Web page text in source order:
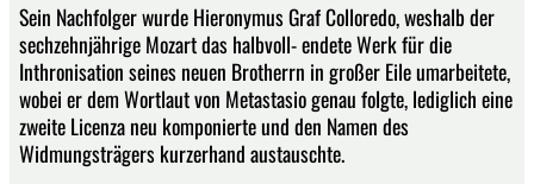
Sein Nachfolger wurde Hieronymus Graf Colloredo, weshalb der
sechzehnjährige Mozart das halbvoll- endete Werk für die
Inthronisation seines neuen Brotherrn in großer Eile umarbeitete,
wobei er dem Wortlaut von Metastasio genau folgte, lediglich eine
zweite Licenza neu komponierte und den Namen des
Widmungsträgers kurzerhand austauschte.